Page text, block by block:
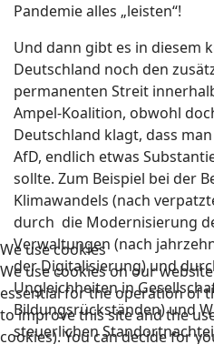
Pandemie alles „leisten“!
Und dann gibt es in diesem
Deutschland noch den
permanenten Streit
Ampel-Koalition, obwohl
Deutschland klagt, dass
AfD, endlich etwas
sollte. Zum Beispiel bei der
Klimawandels (nach
durch die Modernisierung
Verwaltungen (nach
der Digitalisierung) und
Ungleichheiten in
Bildungsrückständen) und
steuerlichen
We use cookies
We use cookies on our
essential for the operation of
to improve this site and the
cookies). You can decide for